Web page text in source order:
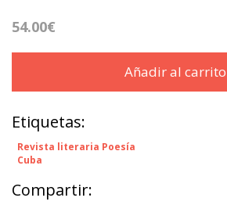
54.00€
Añadir al carrito
Etiquetas:
Revista literaria Poesía
Cuba
Compartir: